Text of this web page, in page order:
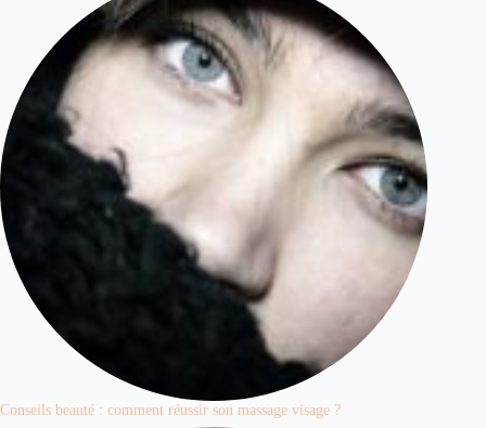
Conseils beauté : comment réussir son massage visage ?